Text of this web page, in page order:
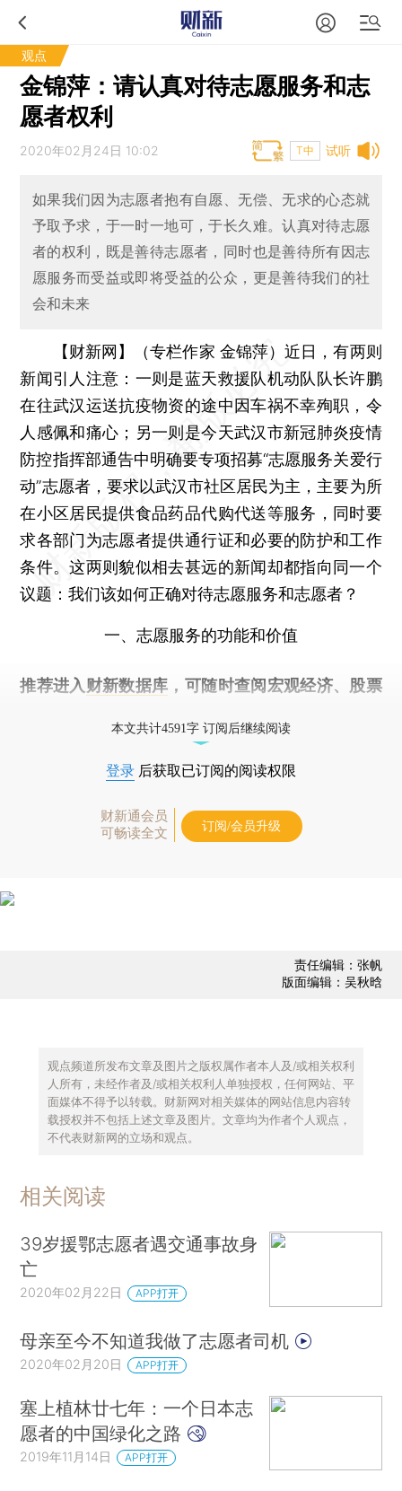
观点
金锦萍：请认真对待志愿服务和志
愿者权利
试听
2020年02月24日 10:02 T中
如果我们因为志愿者抱有自愿、无偿、无求的心态就
予取予求，于一时一地可，于长久难。认真对待志愿
者的权利，既是善待志愿者，同时也是善待所有因志
愿服务而受益或即将受益的公众，更是善待我们的社
会和未来
【财新网】（专栏作家 金锦萍）近日，有两则
新闻引人注意：一则是蓝天救援队机动队队长许鹏
在往武汉运送抗疫物资的途中因车祸不幸殉职，令
人感佩和痛心；另一则是今天武汉市新冠肺炎疫情
防控指挥部通告中明确要专项招募“志愿服务关爱行
动”志愿者，要求以武汉市社区居民为主，主要为所
在小区居民提供食品药品代购代送等服务，同时要
求各部门为志愿者提供通行证和必要的防护和工作
条件。这两则貌似相去甚远的新闻却都指向同一个
议题：我们该如何正确对待志愿服务和志愿者？
一、志愿服务的功能和价值
推荐进入 财新数据库 ，可随时查阅宏观经济、股票
本文共计4591字 订阅后继续阅读
登录 后获取已订阅的阅读权限
财新通会员
可畅读全文
订阅/会员升级
责任编辑：张帆
版面编辑：吴秋晗
观点频道所发布文章及图片之版权属作者本人及/或相关权利
人所有，未经作者及/或相关权利人单独授权，任何网站、平
面媒体不得予以转载。财新网对相关媒体的网站信息内容转
载授权并不包括上述文章及图片。文章均为作者个人观点，
不代表财新网的立场和观点。
相关阅读
39岁援鄂志愿者遇交通事故身
亡
2020年02月22日 APP打开
母亲至今不知道我做了志愿者司机
2020年02月20日 APP打开
塞上植林廿七年：一个日本志
愿者的中国绿化之路
2019年11月14日 APP打开